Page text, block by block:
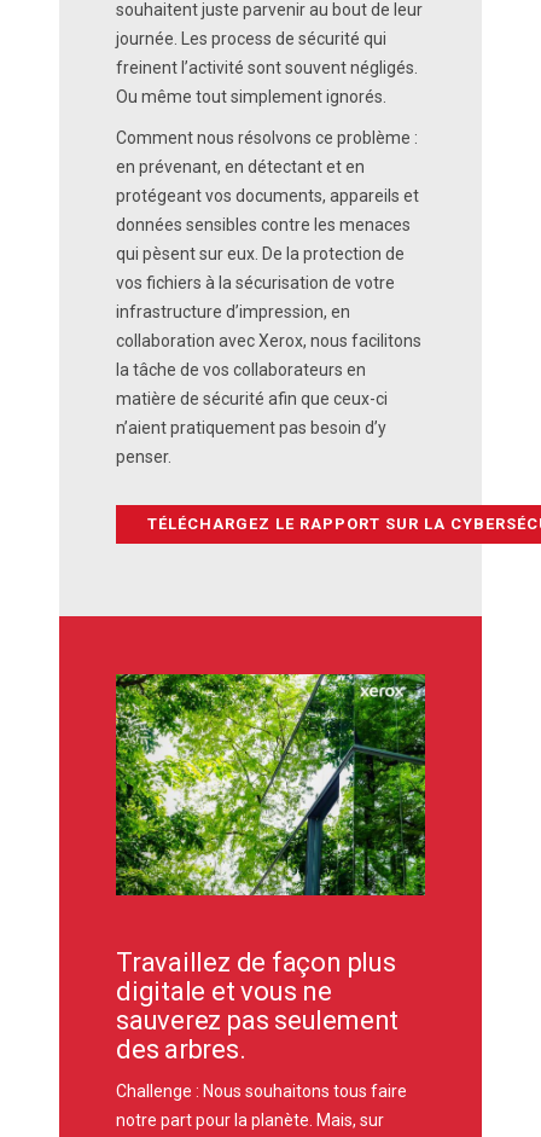
souhaitent juste parvenir au bout de leur
journée. Les process de sécurité qui
freinent l’activité sont souvent négligés.
Ou même tout simplement ignorés.
Comment nous résolvons ce problème :
en prévenant, en détectant et en
protégeant vos documents, appareils et
données sensibles contre les menaces
qui pèsent sur eux. De la protection de
vos fichiers à la sécurisation de votre
infrastructure d’impression, en
collaboration avec Xerox, nous facilitons
la tâche de vos collaborateurs en
matière de sécurité afin que ceux-ci
n’aient pratiquement pas besoin d’y
penser.
TÉLÉCHARGEZ LE RAPPORT SUR LA
Travaillez de façon plus
digitale et vous ne
sauverez pas seulement
des arbres.
Challenge : Nous souhaitons tous faire
notre part pour la planète. Mais, sur